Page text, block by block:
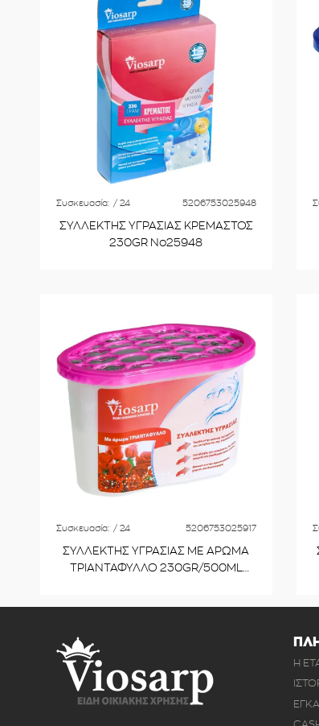
Συσκευασία: / 24 5206753025948
ΣΥΛΛΕΚΤΗΣ ΥΓΡΑΣΙΑΣ ΚΡΕΜΑΣΤΟΣ
230GR No25948
Συσκευασία: / 24 5206753025917
ΣΥΛΛΕΚΤΗΣ ΥΓΡΑΣΙΑΣ ΜΕ ΑΡΩΜΑ
ΤΡΙΑΝΤΑΦΥΛΛΟ 230GR/500ML
Η